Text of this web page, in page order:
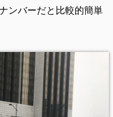
ンバーだと比較的簡単